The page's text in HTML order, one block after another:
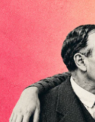
aus
Wer
Satz,
klar
nie
Doch
stellt.